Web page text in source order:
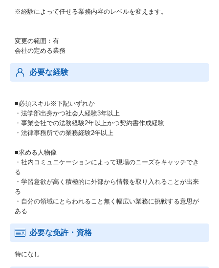
※経験によって任せる業務内容のレベルを変えます。
変更の範囲：有
会社の定める業務
必要な経験
■必須スキル※下記いずれか
・法学部出身かつ社会人経験3年以上
・事業会社での法務経験2年以上かつ契約書作成経験
・法律事務所での業務経験2年以上
■求める人物像
・社内コミュニケーションによって現場のニーズをキャッチでき
る
・学習意欲が高く積極的に外部から情報を取り入れることが出来
る
・自分の領域にとらわれること無く幅広い業務に挑戦する意思が
ある
必要な免許・資格
特になし